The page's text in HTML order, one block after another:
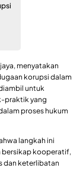
menyatakan
korupsi dalam
untuk
praktik yang
proses hukum
langkah ini
bersikap kooperatif,
dan keterlibatan